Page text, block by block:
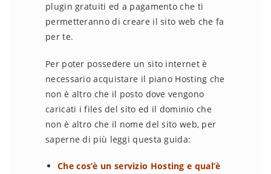
plugin gratuiti ed a pagamento che ti
permetteranno di creare il sito web che fa
per te.
Per poter possedere un sito internet è
necessario acquistare il piano Hosting che
non è altro che il posto dove vengono
caricati i files del sito ed il dominio che
non è altro che il nome del sito web, per
saperne di più leggi questa guida:
Che cos’è un servizio Hosting e qual’è